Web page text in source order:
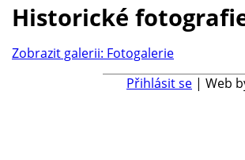
Historické
Zobrazit galerii: Fotogalerie
Přihlásit se | Web